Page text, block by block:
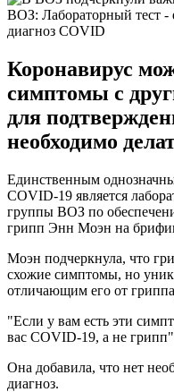
ВОЗ: Лабораторный тест -
диагноз COVID
Коронавирус
симптомы с
для
необходимо
Единственным
COVID-19 является
группы ВОЗ по
грипп Энн Моэн на
Моэн подчеркнула, что
схожие симптомы, но
отличающим его от
"Если у вам есть эти
вас COVID-19, а не
Она добавила, что нет
диагноз.